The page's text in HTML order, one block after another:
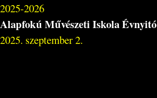
2025-2026
Alapfokú Művészeti Iskola Évnyitó
2025. szeptember 2.